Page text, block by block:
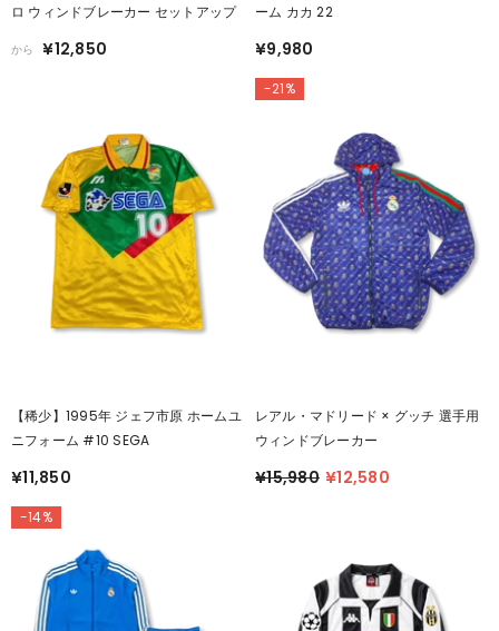
ロ ウィンドブレーカー セットアップ
から ¥12,850
ーム カカ 22
¥9,980
【稀少】1995年 ジェフ市原 ホームユ
ニフォーム #10 SEGA
¥11,850
-21%
レアル・マドリード × グッチ 選手用
ウィンドブレーカー
¥15,980 ¥12,580
-14%